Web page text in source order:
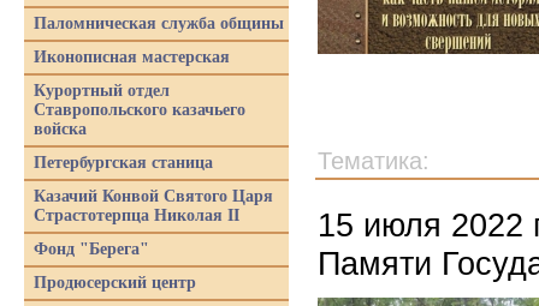
Тематика:
15 июля 2022
Памяти
Паломническая служба общины
Иконописная мастерская
Курортный отдел
Ставропольского казачьего
войска
Петербургская станица
Казачий Конвой Святого Царя
Страстотерпца Николая II
Фонд "Берега"
Продюсерский центр